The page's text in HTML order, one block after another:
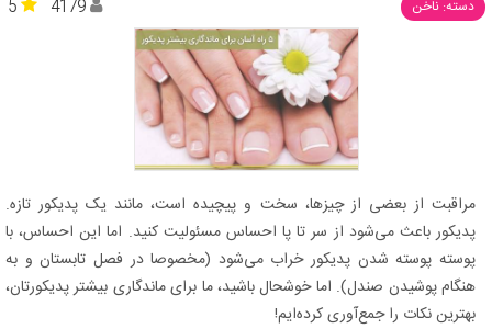
دسته: ناخن 5 4179
مراقبت از بعضی از چیزها، سخت و پیچیده است، مانند یک پدیکور تازه.
پدیکور باعث می‌شود از سر تا پا احساس مسئولیت کنید. اما این احساس، با
پوسته پوسته شدن پدیکور خراب می‌شود (مخصوصا در فصل تابستان و به
هنگام پوشیدن صندل). اما خوشحال باشید، ما برای ماندگاری بیشتر پدیکورتان،
بهترین نکات را جمع‌آوری کرده‌ایم!